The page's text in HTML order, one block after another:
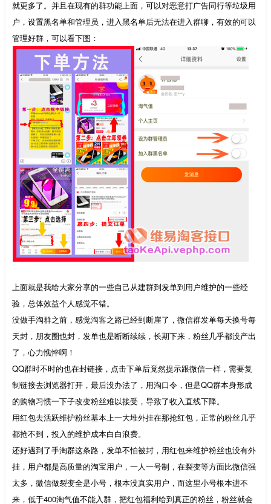
就更多了。并且在现有的群功能上面，可以对恶意打广告同行等垃圾用
户，设置黑名单和管理员，进入黑名单后无法在进入群聊，有效的可以
管理好群，可以看下图：
上面就是我给大家分享的一些自己从建群到发单到用户维护的一些经
验，总体效益个人感觉不错。
没做手淘群之前，感觉淘客之路已经到断崖了，微信群发单每天换号每
天封，朋友圈也封，发单也是断断续续，长期下来，粉丝几乎都没产出
了，心力憔悴啊！
QQ群时不时的也在封链接，点击下单后竟然提示跟微信一样，需要复
制链接去浏览器打开，最后没办法了，用淘口令，但是QQ群本身形成
的购物习惯一下子改变粉丝难以接受，导致了收入直线下降。
用红包去活跃维护粉丝基本上一大堆外挂在那抢红包，正常的粉丝几乎
都抢不到，投入的维护成本白白浪费。
还好遇到了手淘群这条路，发单不怕被封，用红包来维护粉丝也没有外
挂，用户都是高质量的淘宝用户，一人一号制，在裂变等方面比微信强
太多，微信做裂变全是小号，根本没真实用户，而这里小号根本进不
来，低于400淘气值不能入群，把红包福利给到真正的粉丝，粉丝就会